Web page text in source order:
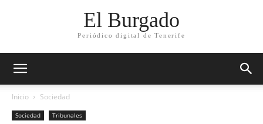
El Burgado
Periódico digital de Tenerife
Inicio Sociedad
Sociedad Tribunales